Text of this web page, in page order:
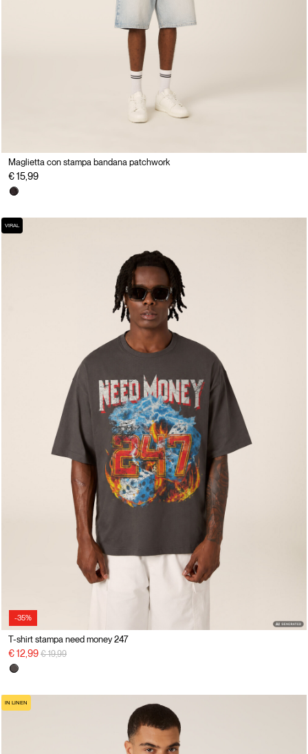
Maglietta con stampa bandana patchwork
€ 15,99
-35%
VIRAL
T-shirt stampa need money 247
€ 12,99 Price reduced from
€ 19,99to
IN LINEN